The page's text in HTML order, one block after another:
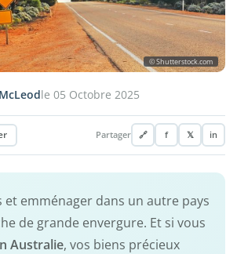
© Shutterstock.com
le 05 Octobre 2025
Partager 🔗 f 𝕏 in
et emménager dans un autre pays
de grande envergure. Et si vous
Australie, vos biens précieux